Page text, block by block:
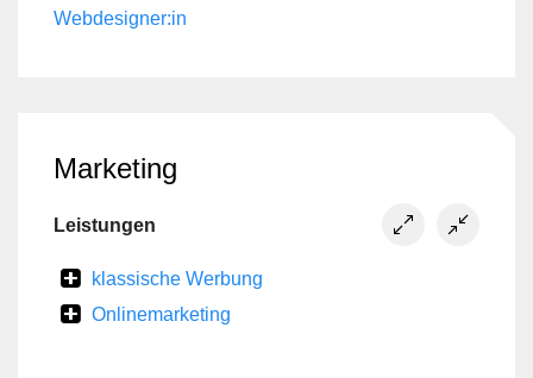
Webdesigner:in
Marketing
Leistungen
klassische Werbung
Onlinemarketing